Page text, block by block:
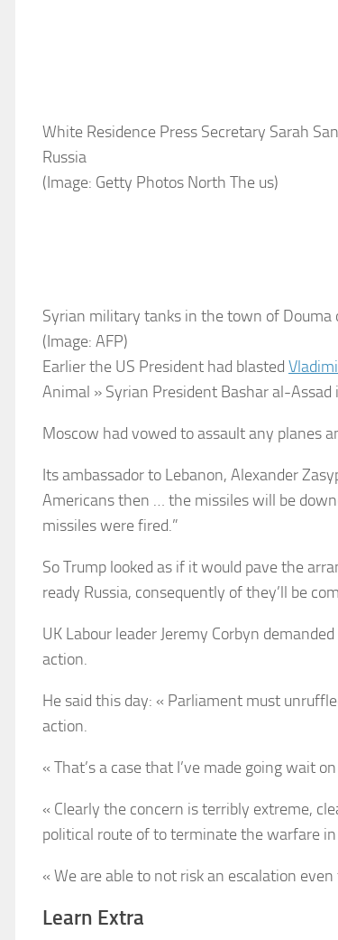
White Residence Press Secretary Sarah
Russia
(Image: Getty Photos North The us)
Syrian military tanks in the town of Douma
(Image: AFP)
Earlier the US President had blasted
Animal » Syrian President Bashar al-
Moscow had vowed to assault any planes
Its ­ambassador to Lebanon, Alexander
Americans then … the missiles will be
missiles were fired.”
So Trump looked as if it would pave the
ready Russia, consequently of they’ll be
UK Labour leader Jeremy Corbyn
action.
He said this day: « Parliament must
action.
« That’s a case that I’ve made going wait
« Clearly the concern is terribly extreme,
political route of to terminate the warfare in
« We are able to not risk an escalation
Learn Extra